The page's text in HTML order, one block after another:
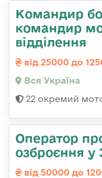
Командир
командир
відділення
від 25000 до
Вся Україна
22 окремий
Оператор
озброєння у
від 50000 до